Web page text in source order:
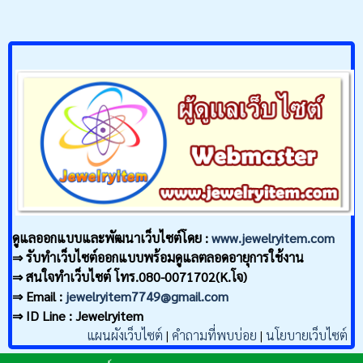
ดูแลออกแบบและพัฒนาเว็บไซต์โดย :www.jewelryitem.com
⇒ รับทำเว็บไซต์ออกแบบพร้อมดูแลตลอดอายุการใช้งาน
⇒ สนใจทำเว็บไซต์ โทร.080-0071702(K.โจ)
⇒ Email : jewelryitem7749@gmail.com
⇒ ID Line : Jewelryitem
แผนผังเว็บไซต์ | คำถามที่พบบ่อย | นโยบายเว็บไซต์